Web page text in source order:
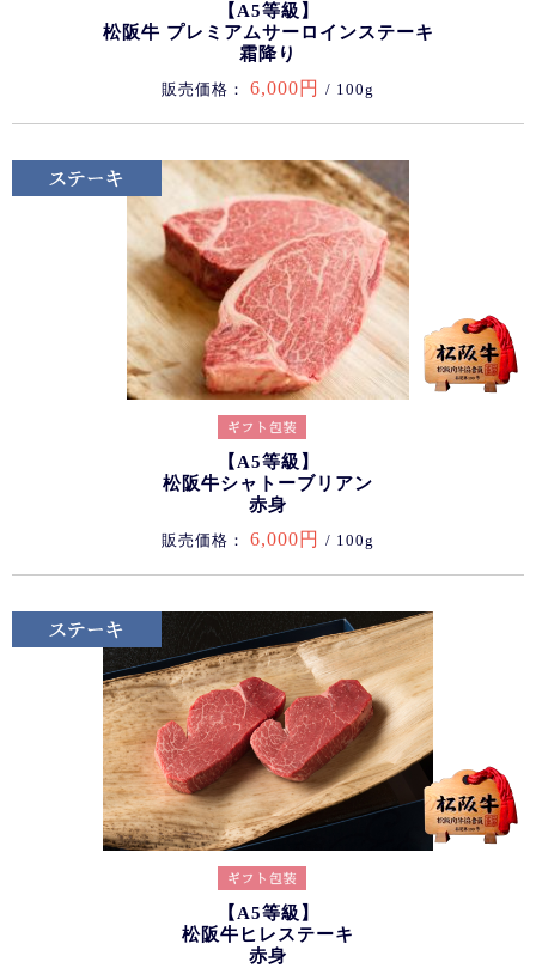
【A5等級】
松阪牛 プレミアムサーロインステーキ
霜降り
販売価格： 6,000円 / 100g
【A5等級】
松阪牛シャトーブリアン
赤身
販売価格： 6,000円 / 100g
【A5等級】
松阪牛ヒレステーキ
赤身